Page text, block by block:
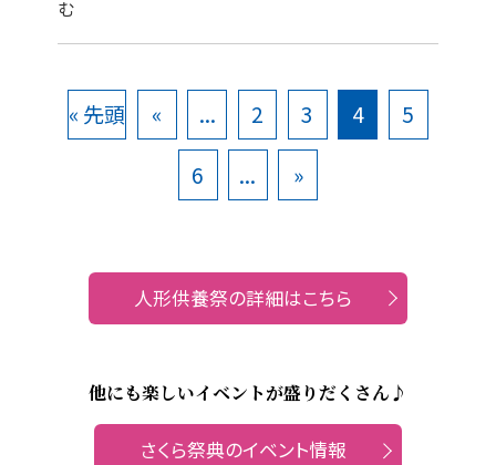
む
« 先頭 « ... 2 3 4
5
6
... »
人形供養祭の詳細はこちら
他にも楽しいイベントが盛りだくさん♪
さくら祭典のイベント情報